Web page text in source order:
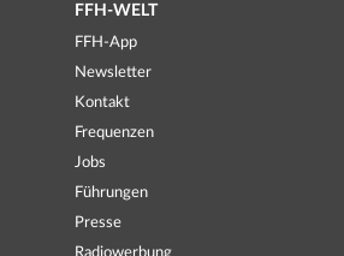
FFH-WELT
FFH-App
Newsletter
Kontakt
Frequenzen
Jobs
Führungen
Presse
Radiowerbung